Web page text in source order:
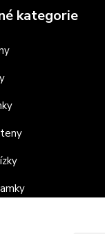
kategorie